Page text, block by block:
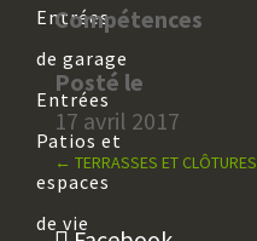
Entrées
de garage
Entrées
Patios et
espaces
de vie
Compétences
Posté le
17 avril 2017
← TERRASSES ET CLÔTURES